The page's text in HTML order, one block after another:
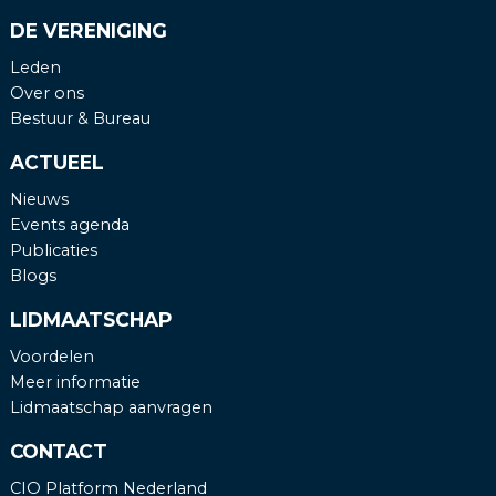
DE VERENIGING
Leden
Over ons
Bestuur & Bureau
ACTUEEL
Nieuws
Events agenda
Publicaties
Blogs
LIDMAATSCHAP
Voordelen
Meer informatie
Lidmaatschap aanvragen
CONTACT
CIO Platform Nederland